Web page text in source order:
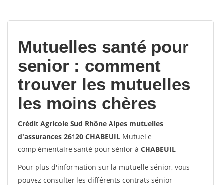
Mutuelles santé pour
senior : comment
trouver les mutuelles
les moins chères
Crédit Agricole Sud Rhône Alpes mutuelles
d'assurances 26120 CHABEUIL Mutuelle
complémentaire santé pour sénior à CHABEUIL
Pour plus d'information sur la mutuelle sénior, vous
pouvez consulter les différents contrats sénior